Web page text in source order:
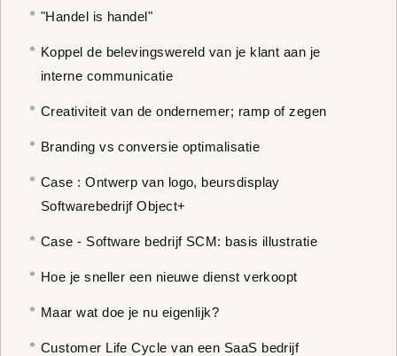
"Handel is handel"
Koppel de belevingswereld van je klant aan je
interne communicatie
Creativiteit van de ondernemer; ramp of zegen
Branding vs conversie optimalisatie
Case : Ontwerp van logo, beursdisplay
Softwarebedrijf Object+
Case - Software bedrijf SCM: basis illustratie
Hoe je sneller een nieuwe dienst verkoopt
Maar wat doe je nu eigenlijk?
Customer Life Cycle van een SaaS bedrijf